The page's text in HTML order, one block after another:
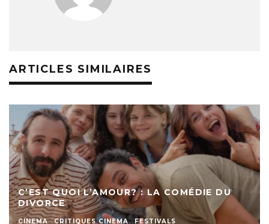
ARTICLES SIMILAIRES
C’EST QUOI L’AMOUR? : LA COMÉDIE DU
DIVORCE
CINEMA CRITIQUES CINEMA FESTIVALS